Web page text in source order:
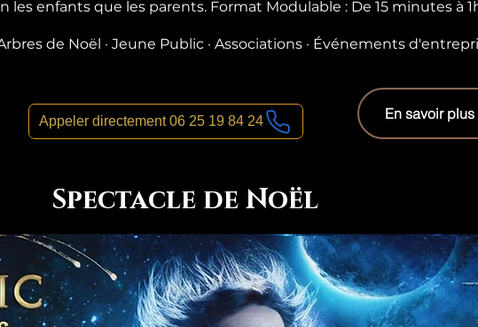
les enfants que les parents. Format Modulable : De 15 minutes à
de Noël · Jeune Public · Associations · Événements
Appeler directement 06 25 19 84 24 En savoir plus
Spectacle de Noël